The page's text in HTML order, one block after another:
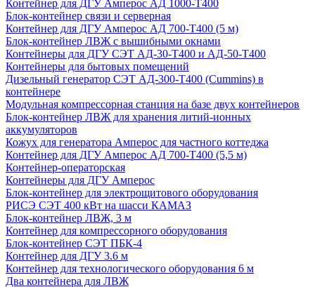
Контейнер для ДГУ Амперос АД 1000-Т400
Блок-контейнер связи и серверная
Контейнер для ДГУ Амперос АД 700-Т400 (5 м)
Блок-контейнер ЛВЖ с вышибными окнами
Контейнеры для ДГУ СЭТ АД-30-Т400 и АД-50-Т400
Контейнеры для бытовых помещений
Дизельный генератор СЭТ АД-300-Т400 (Cummins) в
контейнере
Модульная компрессорная станция на базе двух контейнеров
Блок-контейнер ЛВЖ для хранения литий-ионных
аккумуляторов
Кожух для генератора Амперос для частного коттеджа
Контейнер для ДГУ Амперос АД 700-Т400 (5,5 м)
Контейнер-операторская
Контейнеры для ДГУ Амперос
Блок-контейнер для электрощитового оборудования
РИСЭ СЭТ 400 кВт на шасси КАМАЗ
Блок-контейнер ЛВЖ, 3 м
Контейнер для компрессорного оборудования
Блок-контейнер СЭТ ПБК-4
Контейнер для ДГУ 3.6 м
Контейнер для технологического оборудования 6 м
Два контейнера для ЛВЖ